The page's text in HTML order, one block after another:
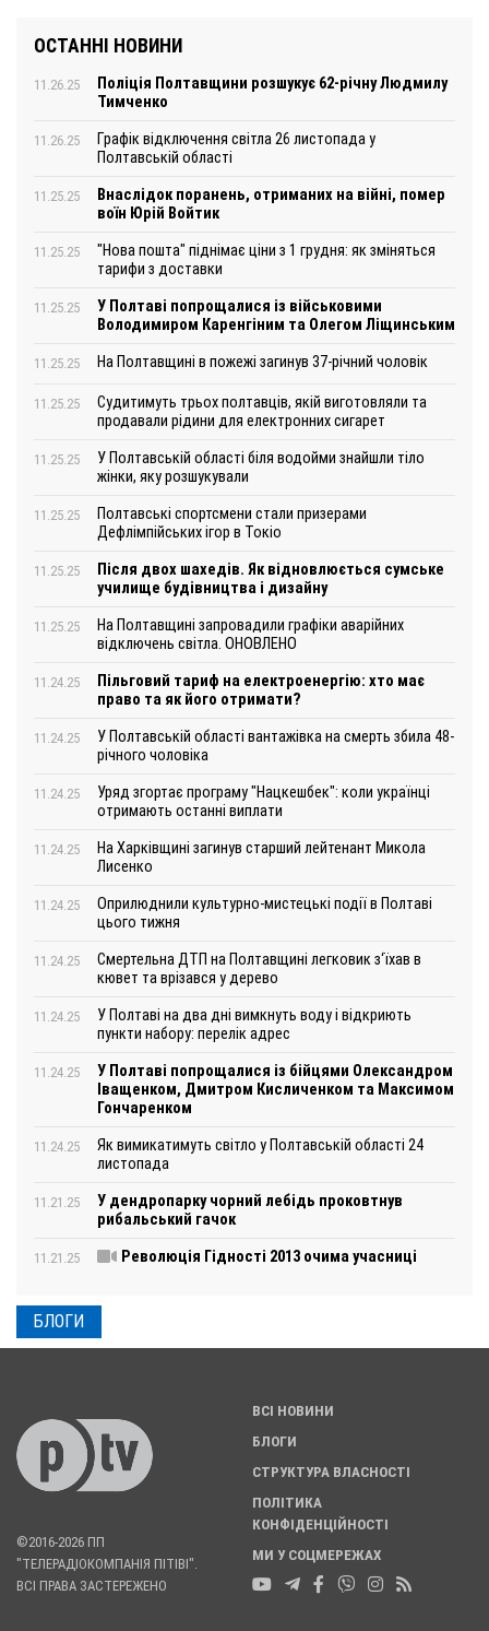
ОСТАННІ НОВИНИ
11.26.25
Поліція Полтавщини розшукує 62-річну Людмилу
Тимченко
11.26.25
Графік відключення світла 26 листопада у
Полтавській області
11.25.25
Внаслідок поранень, отриманих на війні, помер
воїн Юрій Войтик
11.25.25
"Нова пошта" піднімає ціни з 1 грудня: як зміняться
тарифи з доставки
11.25.25
У Полтаві попрощалися із військовими
Володимиром Каренгіним та Олегом Ліщинським
11.25.25 На Полтавщині в пожежі загинув 37-річний чоловік
11.25.25
Судитимуть трьох полтавців, якій виготовляли та
продавали рідини для електронних сигарет
11.25.25
У Полтавській області біля водойми знайшли тіло
жінки, яку розшукували
11.25.25
Полтавські спортсмени стали призерами
Дефлімпійських ігор в Токіо
11.25.25
Після двох шахедів. Як відновлюється сумське
училище будівництва і дизайну
11.25.25
На Полтавщині запровадили графіки аварійних
відключень світла. ОНОВЛЕНО
11.24.25
Пільговий тариф на електроенергію: хто має
право та як його отримати?
11.24.25
У Полтавській області вантажівка на смерть збила 48-
річного чоловіка
11.24.25
Уряд згортає програму "Нацкешбек": коли українці
отримають останні виплати
11.24.25
На Харківщині загинув старший лейтенант Микола
Лисенко
11.24.25
Оприлюднили культурно-мистецькі події в Полтаві
цього тижня
11.24.25
Смертельна ДТП на Полтавщині легковик з‘їхав в
кювет та врізався у дерево
11.24.25
У Полтаві на два дні вимкнуть воду і відкриють
пункти набору: перелік адрес
11.24.25
У Полтаві попрощалися із бійцями Олександром
Іващенком, Дмитром Кисличенком та Максимом
Гончаренком
11.24.25
Як вимикатимуть світло у Полтавській області 24
листопада
11.21.25
У дендропарку чорний лебідь проковтнув
рибальський гачок
11.21.25 Революція Гідності 2013 очима учасниці
БЛОГИ
©2016-2026 ПП
"ТЕЛЕРАДІОКОМПАНІЯ ПІТІВІ".
ВСІ ПРАВА ЗАСТЕРЕЖЕНО
ВСІ НОВИНИ
БЛОГИ
СТРУКТУРА ВЛАСНОСТІ
ПОЛІТИКА
КОНФІДЕНЦІЙНОСТІ
МИ У СОЦМЕРЕЖАХ